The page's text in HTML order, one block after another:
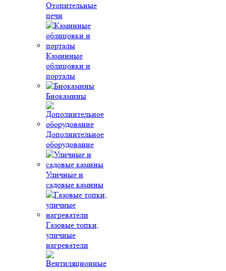
Отопительные
печи
Каминные
облицовки и
порталы
Биокамины
Дополнительное
оборудование
Уличные и
садовые камины
Газовые топки,
уличные
нагреватели